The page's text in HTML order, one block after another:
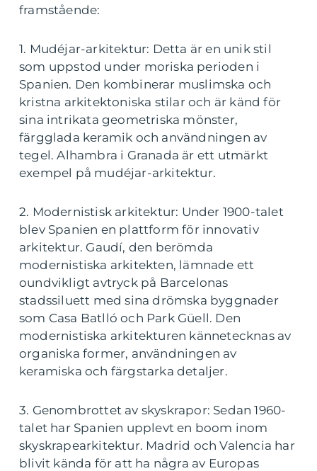
framstående:
1. Mudéjar-arkitektur: Detta är en unik stil
som uppstod under moriska perioden i
Spanien. Den kombinerar muslimska och
kristna arkitektoniska stilar och är känd för
sina intrikata geometriska mönster,
färgglada keramik och användningen av
tegel. Alhambra i Granada är ett utmärkt
exempel på mudéjar-arkitektur.
2. Modernistisk arkitektur: Under 1900-talet
blev Spanien en plattform för innovativ
arkitektur. Gaudí, den berömda
modernistiska arkitekten, lämnade ett
oundvikligt avtryck på Barcelonas
stadssiluett med sina drömska byggnader
som Casa Batlló och Park Güell. Den
modernistiska arkitekturen kännetecknas av
organiska former, användningen av
keramiska och färgstarka detaljer.
3. Genombrottet av skyskrapor: Sedan 1960-
talet har Spanien upplevt en boom inom
skyskrapearkitektur. Madrid och Valencia har
blivit kända för att ha några av Europas